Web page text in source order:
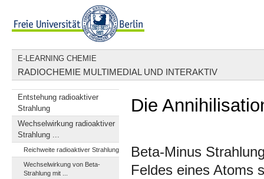
E-LEARNING CHEMIE
RADIOCHEMIE MULTIMEDIAL UND INTERAKTIV
Entstehung radioaktiver
Strahlung
Wechselwirkung radioaktiver
Strahlung ...
Reichweite radioaktiver Strahlung
Wechselwirkung von Beta-
Strahlung mit ...
Die
Beta-Minus
Feldes eines Atoms